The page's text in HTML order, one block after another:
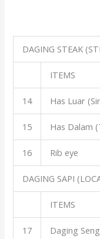
DAGING STEAK
ITEMS
14 Has Luar
15 Has Dalam
16 Rib eye
DAGING SAPI
ITEMS
17 Daging